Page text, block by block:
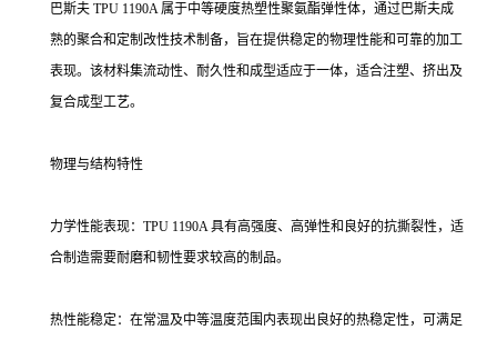
巴斯夫 TPU 1190A 属于中等硬度热塑性聚氨酯弹性体，通过巴斯夫成
熟的聚合和定制改性技术制备，旨在提供稳定的物理性能和可靠的加工
表现。该材料集流动性、耐久性和成型适应于一体，适合注塑、挤出及
复合成型工艺。
物理与结构特性
力学性能表现：TPU 1190A 具有高强度、高弹性和良好的抗撕裂性，适
合制造需要耐磨和韧性要求较高的制品。
热性能稳定：在常温及中等温度范围内表现出良好的热稳定性，可满足